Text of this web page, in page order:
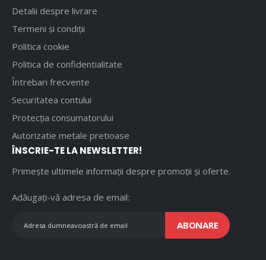
Detalii despre livrare
Termeni și condiții
Politica cookie
Politica de confidentialitate
Întrebari frecvente
Securitatea contului
Protecția consumatorului
Autorizatie metale pretioase
ÎNSCRIE-TE LA NEWSLETTER!
Primește ultimele informații despre promoții și oferte.
Adăugați-vă adresa de email:
ABONARE